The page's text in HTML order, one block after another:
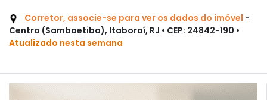
Corretor, associe-se para ver os dados do imóvel -
Centro (Sambaetiba), Itaboraí, RJ • CEP: 24842-190 •
Atualizado nesta semana